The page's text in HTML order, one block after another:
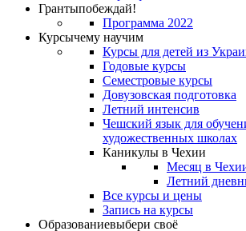
Грантыпобеждай!
Программа 2022
Курсычему научим
Курсы для детей из
Годовые курсы
Семестровые курсы
Довузовская подготовка
Летний интенсив
Чешский язык для
художественных школах
Каникулы в Чехии
Месяц в
Летний
Все курсы и цены
Запись на курсы
Образованиевыбери своё